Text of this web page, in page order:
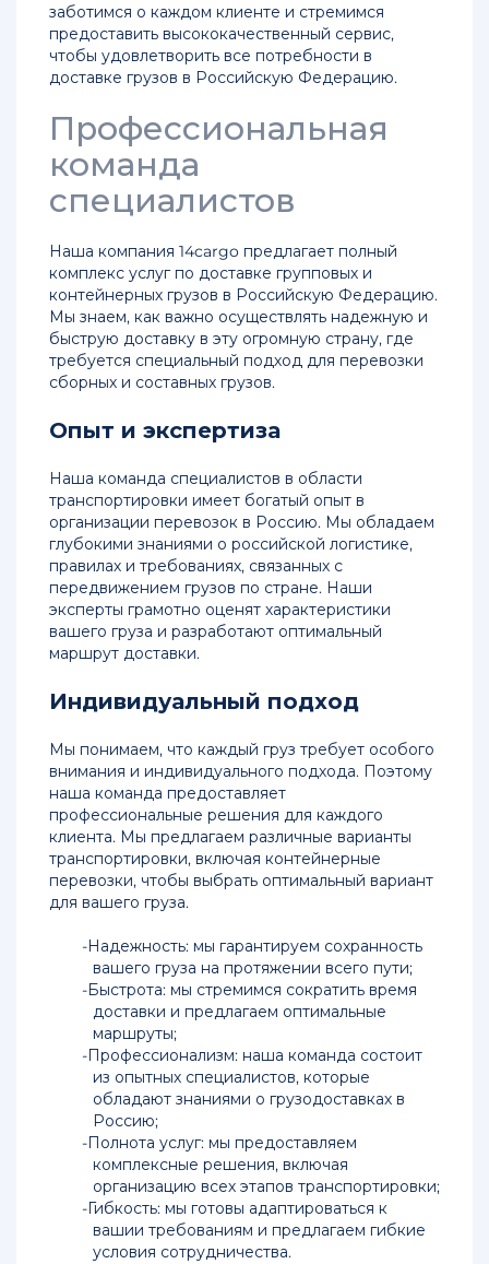
заботимся о каждом клиенте и стремимся
предоставить высококачественный сервис,
чтобы удовлетворить все потребности в
доставке грузов в Российскую Федерацию.
Профессиональная
команда
специалистов
Наша компания 14cargo предлагает полный
комплекс услуг по доставке групповых и
контейнерных грузов в Российскую Федерацию.
Мы знаем, как важно осуществлять надежную и
быструю доставку в эту огромную страну, где
требуется специальный подход для перевозки
сборных и составных грузов.
Опыт и экспертиза
Наша команда специалистов в области
транспортировки имеет богатый опыт в
организации перевозок в Россию. Мы обладаем
глубокими знаниями о российской логистике,
правилах и требованиях, связанных с
передвижением грузов по стране. Наши
эксперты грамотно оценят характеристики
вашего груза и разработают оптимальный
маршрут доставки.
Индивидуальный подход
Мы понимаем, что каждый груз требует особого
внимания и индивидуального подхода. Поэтому
наша команда предоставляет
профессиональные решения для каждого
клиента. Мы предлагаем различные варианты
транспортировки, включая контейнерные
перевозки, чтобы выбрать оптимальный вариант
для вашего груза.
Надежность: мы гарантируем сохранность
вашего груза на протяжении всего пути;
Быстрота: мы стремимся сократить время
доставки и предлагаем оптимальные
маршруты;
Профессионализм: наша команда состоит
из опытных специалистов, которые
обладают знаниями о грузодоставках в
Россию;
Полнота услуг: мы предоставляем
комплексные решения, включая
организацию всех этапов транспортировки;
Гибкость: мы готовы адаптироваться к
вашии требованиям и предлагаем гибкие
условия сотрудничества.